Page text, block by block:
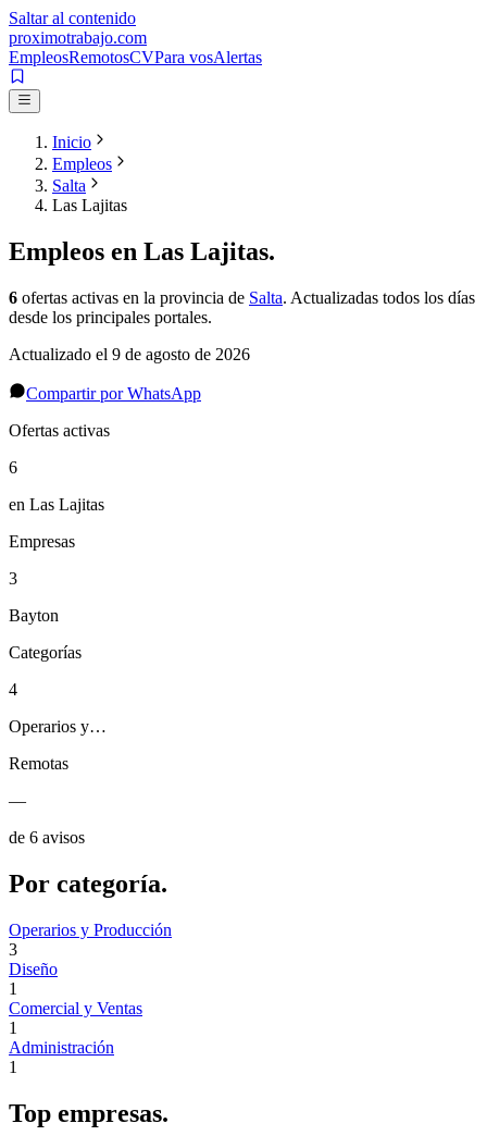
Saltar al contenido
proximotrabajo.com
EmpleosRemotosCVPara vosAlertas
Inicio
Empleos
Salta
Las Lajitas
Empleos en Las Lajitas.
6 ofertas activas en la provincia de Salta. Actualizadas todos los días
desde los principales portales.
Actualizado el 9 de agosto de 2026
Compartir por WhatsApp
Ofertas activas
6
en Las Lajitas
Empresas
3
Bayton
Categorías
4
Operarios y…
Remotas
—
de 6 avisos
Por categoría.
Operarios y Producción
3
Diseño
1
Comercial y Ventas
1
Administración
1
Top empresas.